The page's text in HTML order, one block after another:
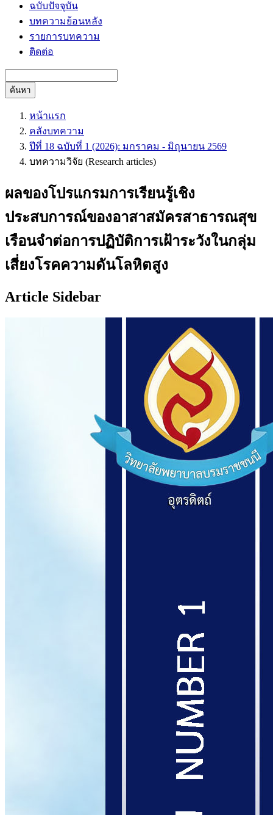
ฉบับปัจจุบัน
บทความย้อนหลัง
รายการบทความ
ติดต่อ
ค้นหา
หน้าแรก
คลังบทความ
ปีที่ 18 ฉบับที่ 1 (2026): มกราคม - มิถุนายน 2569
บทความวิจัย (Research articles)
ผลของโปรแกรมการเรียนรู้เชิง
ประสบการณ์ของอาสาสมัครสาธารณสุข
เรือนจำต่อการปฏิบัติการเฝ้าระวังในกลุ่ม
เสี่ยงโรคความดันโลหิตสูง
Article Sidebar